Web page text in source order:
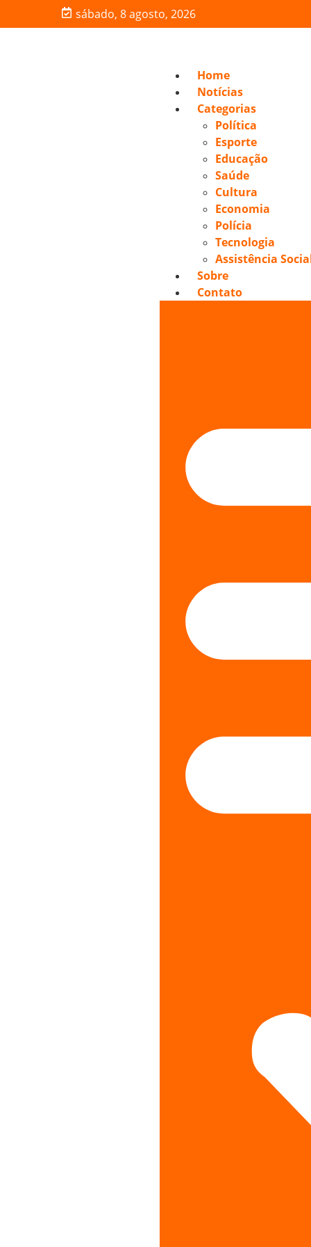
sábado, 8 agosto, 2026
Home
Notícias
Categorias
Política
Esporte
Educação
Saúde
Cultura
Economia
Polícia
Tecnologia
Assistência
Sobre
Contato